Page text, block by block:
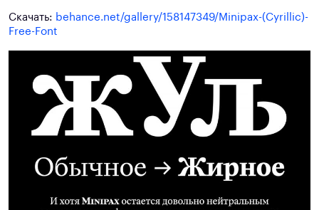
Скачать: behance.net/gallery/158147349/Minipax-(Cyrillic)-
Free-Font